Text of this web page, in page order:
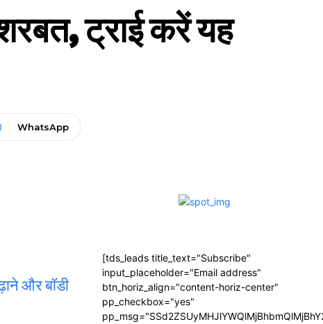
शरबत, ट्राई करें यह
WhatsApp
और बॉडी
[tds_leads title_text="Subscribe"
input_placeholder="Email address"
btn_horiz_align="content-horiz-center"
pp_checkbox="yes"